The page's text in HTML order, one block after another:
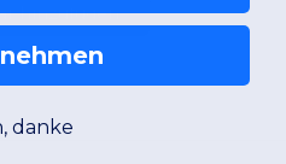
hinzufügen
danke